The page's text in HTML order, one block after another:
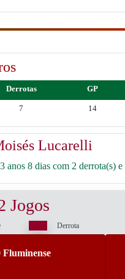
Derrotas GP
7 14
Lucarelli
8 dias com 2 derrota(s) e
Jogos
Derrota
Fluminense